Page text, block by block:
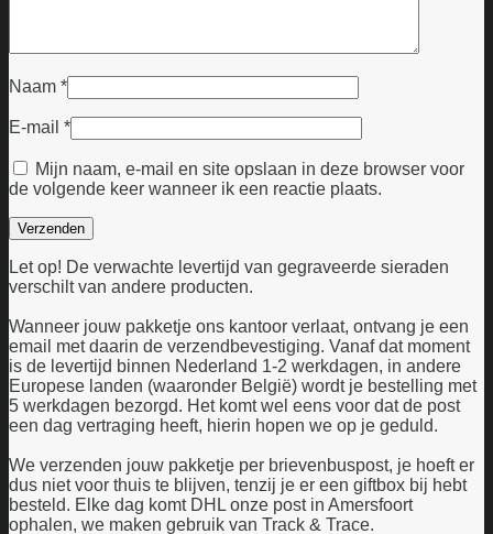
Naam *
E-mail *
Mijn naam, e-mail en site opslaan in deze browser voor
de volgende keer wanneer ik een reactie plaats.
Let op! De verwachte levertijd van gegraveerde sieraden
verschilt van andere producten.
Wanneer jouw pakketje ons kantoor verlaat, ontvang je een
email met daarin de verzendbevestiging. Vanaf dat moment
is de levertijd binnen Nederland 1-2 werkdagen, in andere
Europese landen (waaronder België) wordt je bestelling met
5 werkdagen bezorgd. Het komt wel eens voor dat de post
een dag vertraging heeft, hierin hopen we op je geduld.
We verzenden jouw pakketje per brievenbuspost, je hoeft er
dus niet voor thuis te blijven, tenzij je er een giftbox bij hebt
besteld. Elke dag komt DHL onze post in Amersfoort
ophalen, we maken gebruik van Track & Trace.